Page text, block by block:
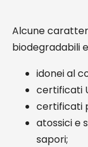
Alcune
biodegradabili
idonei al
certificati
certificati
atossici e
sapori;